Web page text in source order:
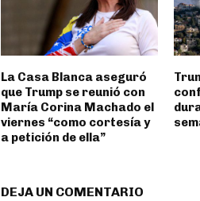
La Casa Blanca aseguró
que Trump se reunió con
María Corina Machado el
viernes “como cortesía y
a petición de ella”
DEJA UN COMENTARIO